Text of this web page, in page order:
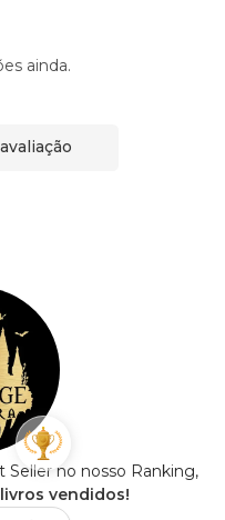
ainda.
Seller no nosso Ranking,
livros vendidos!